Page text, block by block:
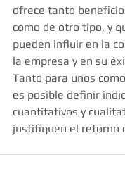
ofrece tanto
como de otro tipo, y
pueden influir en la
la empresa y en su
Tanto para unos
es posible definir
cuantitativos y
justifiquen el retorno